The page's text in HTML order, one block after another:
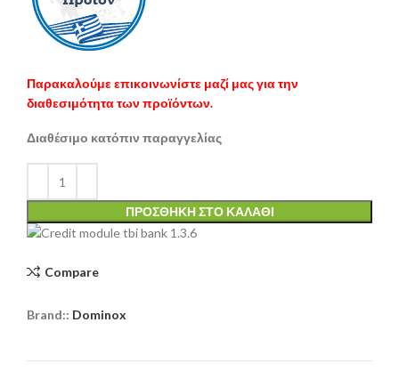
Παρακαλούμε επικοινωνίστε μαζί μας για την
διαθεσιμότητα των προϊόντων.
Διαθέσιμο κατόπιν παραγγελίας
ΠΡΟΣΘΉΚΗ ΣΤΟ ΚΑΛΆΘΙ
Compare
Brand:: Dominox